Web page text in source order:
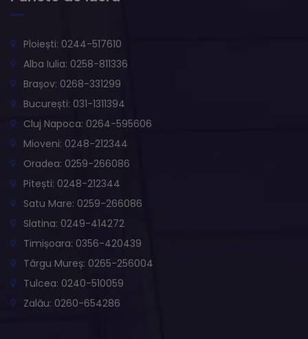
Ploiești: 0244-517610
Alba Iulia: 0258-811336
Brașov: 0268-331299
București: 031-1311394
Cluj Napoca: 0264-595606
Mioveni: 0248-212344
Oradea: 0259-266086
Pitești: 0248-212344
Satu Mare: 0259-266086
Slatina: 0249-414272
Timișoara: 0356-420439
Târgu Mureș: 0265-256004
Tulcea: 0240-510059
Zalău: 0260-654286